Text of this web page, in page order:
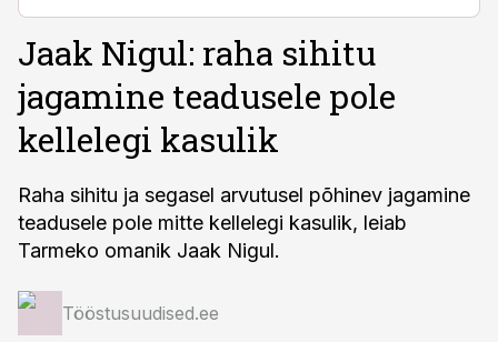
Jaak Nigul: raha sihitu
jagamine teadusele pole
kellelegi kasulik
Raha sihitu ja segasel arvutusel põhinev jagamine
teadusele pole mitte kellelegi kasulik, leiab
Tarmeko omanik Jaak Nigul.
Tööstusuudised.ee